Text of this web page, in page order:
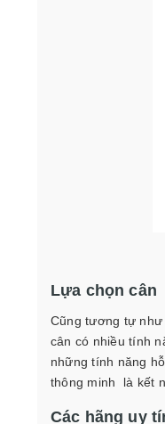
Lựa chọn cân
Cũng tương tự như
cân có nhiều tính
những tính năng
thông minh là kết
Các hãng uy